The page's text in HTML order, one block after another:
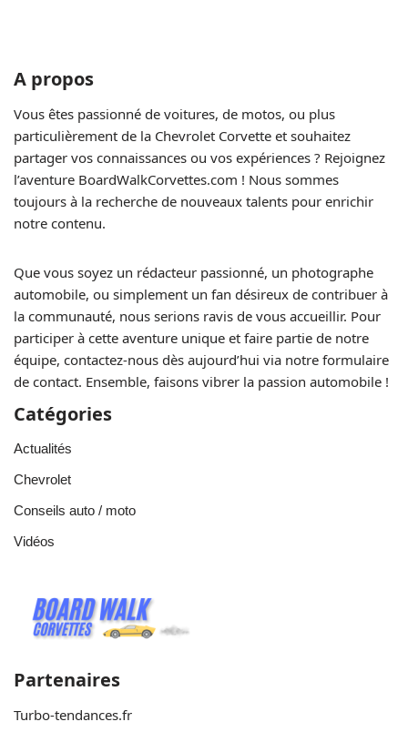
A propos
Vous êtes passionné de voitures, de motos, ou plus
particulièrement de la Chevrolet Corvette et souhaitez
partager vos connaissances ou vos expériences ? Rejoignez
l’aventure BoardWalkCorvettes.com ! Nous sommes
toujours à la recherche de nouveaux talents pour enrichir
notre contenu.
Que vous soyez un rédacteur passionné, un photographe
automobile, ou simplement un fan désireux de contribuer à
la communauté, nous serions ravis de vous accueillir. Pour
participer à cette aventure unique et faire partie de notre
équipe, contactez-nous dès aujourd’hui via notre formulaire
de contact. Ensemble, faisons vibrer la passion automobile !
Catégories
Actualités
Chevrolet
Conseils auto / moto
Vidéos
Partenaires
Turbo-tendances.fr